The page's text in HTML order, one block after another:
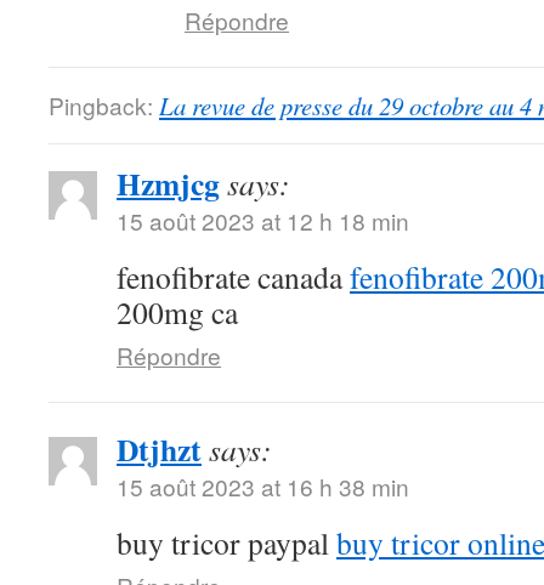
Répondre
Pingback: La revue de presse du 29 octobre au
Hzmjcgsays:
15 août 2023 at 12 h 18 min
fenofibrate canadafenofibrate
200mg ca
Répondre
Dtjhztsays:
15 août 2023 at 16 h 38 min
buy tricor paypalbuy tricor online